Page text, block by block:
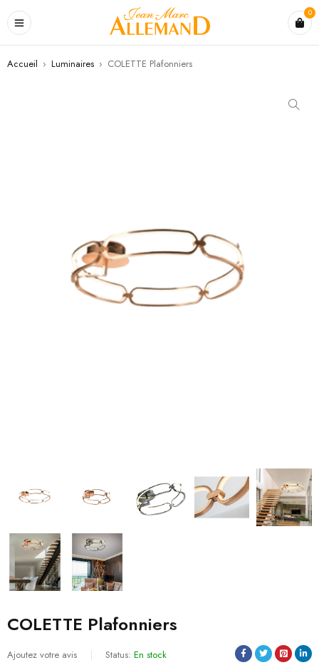
0
Accueil › Luminaires › COLETTE Plafonniers
COLETTE Plafonniers
Ajoutez votre avis Status: En stock